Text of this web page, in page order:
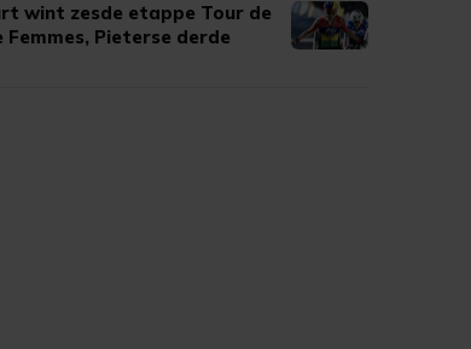
wint zesde etappe Tour de
Femmes, Pieterse derde